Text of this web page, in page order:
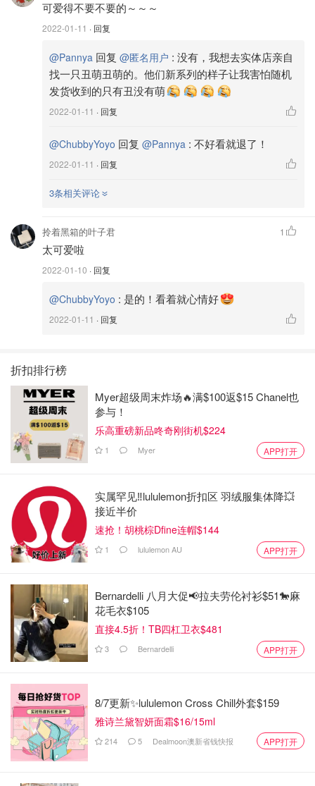
可爱得不要不要的～～～
2022-01-11 · 回复
@Pannya 回复 @匿名用户 : 没有，我想去实体店亲自
找一只丑萌丑萌的。他们新系列的样子让我害怕随机
发货收到的只有丑没有萌
2022-01-11 · 回复
@ChubbyYoyo 回复 @Pannya : 不好看就退了！
2022-01-11 · 回复
3条相关评论
拎着黑箱的叶子君
太可爱啦
2022-01-10 · 回复
1
@ChubbyYoyo : 是的！看着就心情好
2022-01-11 · 回复
折扣排行榜
Myer超级周末炸场🔥满$100返$15 Chanel也
参与！
乐高重磅新品咚奇刚街机$224
1 Myer APP打开
实属罕见‼️lululemon折扣区 羽绒服集体降💥
接近半价
速抢！胡桃棕Dfine连帽$144
1 lululemon AU APP打开
Bernardelli 八月大促📢拉夫劳伦衬衫$51🐎麻
花毛衣$105
直接4.5折！TB四杠卫衣$481
3 Bernardelli APP打开
8/7更新✨lululemon Cross Chill外套$159
雅诗兰黛智妍面霜$16/15ml
214 5 Dealmoon澳新省钱快报 APP打开